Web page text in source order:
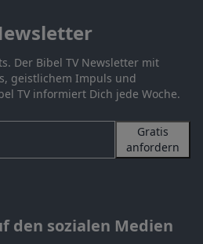
Der Bibel TV Newsletter mit
geistlichem Impuls und
TV informiert Dich jede Woche.
Gratis
anfordern
den sozialen Medien